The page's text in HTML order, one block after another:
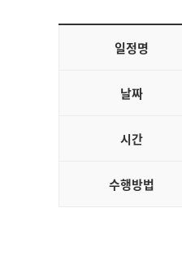
일정명
날짜
시간
수행방법